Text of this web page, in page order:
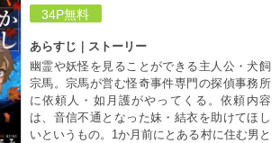
て振り向いてもらいたいがために、初めて会
った時のように空を飛ぶ力を得ることを切望
し、ついに悪魔と契約を交わす！ 空飛ぶア
ラサー女子はハイスペ上司を振り向かせるこ
とができるのか!? 社会に疲れ気味のあなた
に贈る、社会人的ラブコメファンタジー！
34P無料
あらすじ｜ストーリー
幽霊や妖怪を見ることができる主人公・犬飼
宗馬。宗馬が営む怪奇事件専門の探偵事務所
に依頼人・如月護がやってくる。依頼内容
は、音信不通となった妹・結衣を助けてほし
いというもの。1か月前にとある村に住む男と